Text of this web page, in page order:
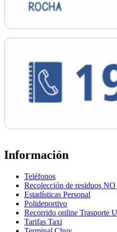
Información
Teléfonos
Recolección de residuos
Estadísticas Personal
Polideportivo
Recorrido online Trasporte
Tarifas Taxi